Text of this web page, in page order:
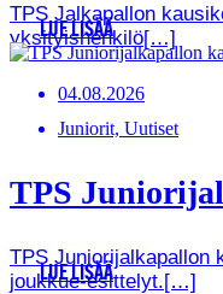
TPS Jalkapallon
yksityishenkilö[…]
LUE LISÄÄ
04.08.2026
Juniorit, Uutiset
TPS
TPS Juniorijalkapallon
joukkue-esittelyt.[…]
LUE LISÄÄ